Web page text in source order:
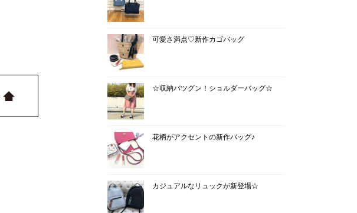
可愛さ満点♡新作カゴバッグ
☆収納バツグン！ショルダーバッグ☆
花柄がアクセントの新作バッグ♪
カジュアルなリュックが新登場☆